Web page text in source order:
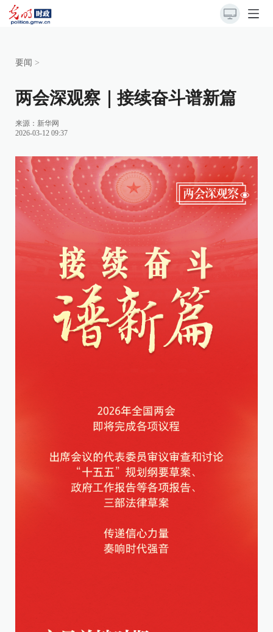
要闻 >
两会深观察｜接续奋斗谱新篇
来源： 新华网
2026-03-12 09:37